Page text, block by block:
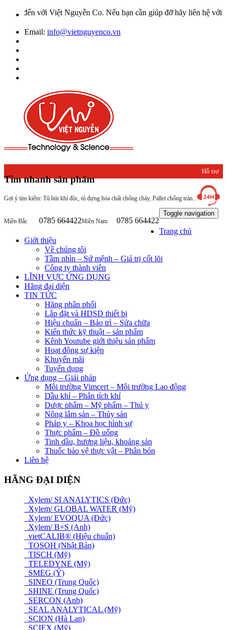
Việt Nguyễn Co. Nếu bạn cần giúp đỡ hãy liên hệ với chúng tôi
Email: info@vietnguyenco.vn
Tìm nhanh sản phẩm
Gợi ý tìm kiếm: Tủ hút khí độc, tủ đựng hóa chất chống cháy, Pallet chống tràn...
Hỗ trợ
khách
hàng
Miền Bắc 0785 664422Miền Nam 0785 664422
Toggle navigation
Trang chủ
Giới thiệu
Về chúng tôi
Tầm nhìn – Sứ mệnh – Giá trị cốt lõi
Công ty thành viên
LĨNH VỰC ỨNG DỤNG
Hãng đại diện
TIN TỨC
Hãng phân phối
Lắp đặt và HDSD thiết bị
Hiệu chuẩn – Bảo trì – Sửa chữa
Kiến thức kỹ thuật – sản phẩm
Kênh Youtube giới thiệu sản phẩm
Hoạt động sự kiện
Khuyến mãi
Tuyển dụng
Ứng dụng – Giải pháp
Môi trường Vimcert – Môi trường Lao động
Dầu khí – Phân tích khí
Dược phẩm – Mỹ phẩm – Thú y
Nông lâm sản – Thủy sản
Pháp y – Khoa học hình sự
Thực phẩm – Đồ uống
Tinh dầu, hương liệu, khoáng sản
Thuốc bảo vệ thực vật – Phân bón
Liên hệ
HÃNG ĐẠI DIỆN
Xylem/ SI ANALYTICS (Đức)
Xylem/ GLOBAL WATER (Mỹ)
Xylem/ EVOQUA (Đức)
Xylem/ B+S (Anh)
vietCALIB® (Hiệu chuẩn)
TOSOH (Nhật Bản)
TISCH (Mỹ)
TELEDYNE (Mỹ)
SMEG (Ý)
SINEO (Trung Quốc)
SHINE (Trung Quốc)
SERCON (Anh)
SEAL ANALYTICAL (Mỹ)
SCION (Hà Lan)
SCIEX (Mỹ)